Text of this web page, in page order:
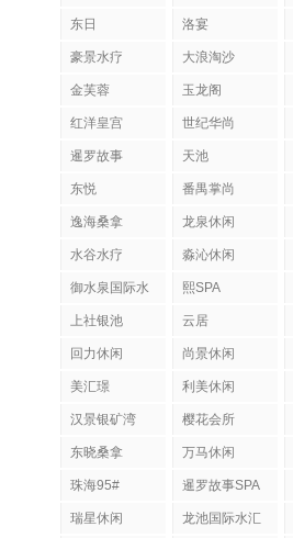
东日 洛宴
豪景水疗 大浪淘沙
金芙蓉 玉龙阁
红洋皇宫 世纪华尚
暹罗故事 天池
东悦 番禺掌尚
逸海桑拿 龙泉休闲
水谷水疗 淼沁休闲
御水泉国际水
熙SPA
上社银池 云居
回力休闲 尚景休闲
美汇璟 利美休闲
汉景银矿湾 樱花会所
东晓桑拿 万马休闲
珠海95# 暹罗故事SPA
瑞星休闲 龙池国际水汇